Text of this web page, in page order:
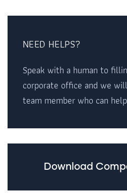
NEED HELPS?
Speak with a human to
corporate office and we
team member who can
Download